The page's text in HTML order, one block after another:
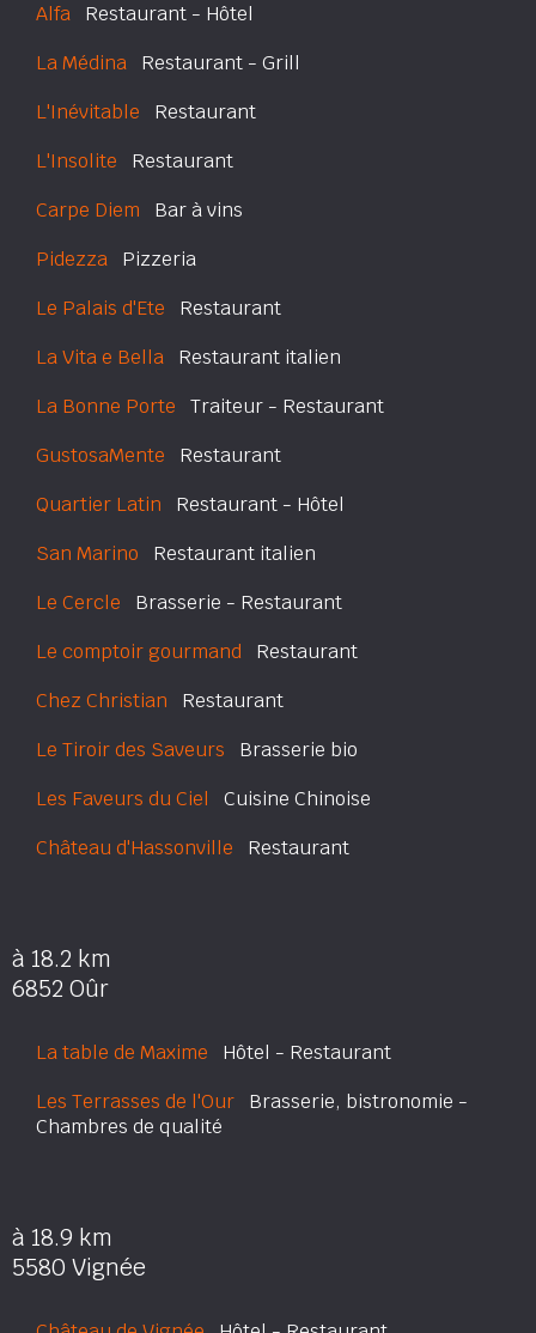
Alfa Restaurant - Hôtel
La Médina Restaurant - Grill
L'Inévitable Restaurant
L'Insolite Restaurant
Carpe Diem Bar à vins
Pidezza Pizzeria
Le Palais d'Ete Restaurant
La Vita e Bella Restaurant italien
La Bonne Porte Traiteur - Restaurant
GustosaMente Restaurant
Quartier Latin Restaurant - Hôtel
San Marino Restaurant italien
Le Cercle Brasserie - Restaurant
Le comptoir gourmand Restaurant
Chez Christian Restaurant
Le Tiroir des Saveurs Brasserie bio
Les Faveurs du Ciel Cuisine Chinoise
Château d'Hassonville Restaurant
à 18.2 km
6852 Oûr
La table de Maxime Hôtel - Restaurant
Les Terrasses de l'Our Brasserie, bistronomie -
Chambres de qualité
à 18.9 km
5580 Vignée